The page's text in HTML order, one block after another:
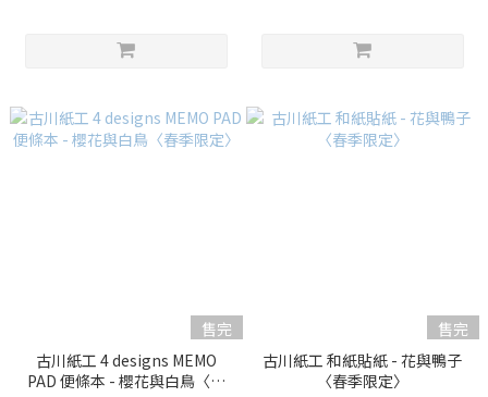
售完
古川紙工 4 designs MEMO
PAD 便條本 - 櫻花與白鳥〈春
售完
古川紙工 和紙貼紙 - 花與鴨子
〈春季限定〉